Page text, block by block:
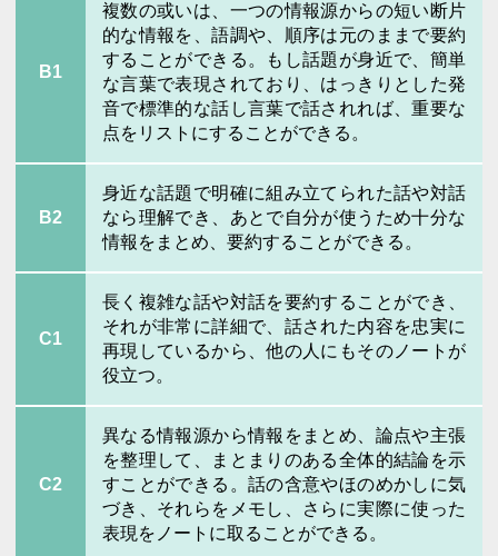
B1
複数の或いは、一つの情報源からの短い断片
的な情報を、語調や、順序は元のままで要約
することができる。もし話題が身近で、簡単
な言葉で表現されており、はっきりとした発
音で標準的な話し言葉で話されれば、重要な
点をリストにすることができる。
B2
身近な話題で明確に組み立てられた話や対話
なら理解でき、あとで自分が使うため十分な
情報をまとめ、要約することができる。
C1
長く複雑な話や対話を要約することができ、
それが非常に詳細で、話された内容を忠実に
再現しているから、他の人にもそのノートが
役立つ。
C2
異なる情報源から情報をまとめ、論点や主張
を整理して、まとまりのある全体的結論を示
すことができる。話の含意やほのめかしに気
づき、それらをメモし、さらに実際に使った
表現をノートに取ることができる。